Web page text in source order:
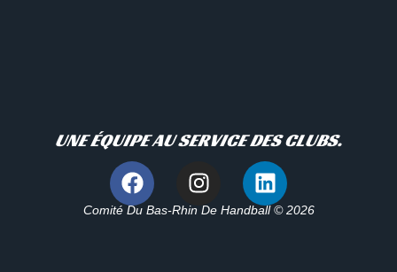
UNE ÉQUIPE AU SERVICE DES CLUBS.
Comité Du Bas-Rhin De Handball © 2026